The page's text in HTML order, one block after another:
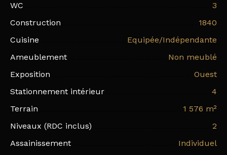
WC
3
Construction
1840
Cuisine
Equipée/Indépendante
Ameublement
Non meublé
Exposition
Ouest
Stationnement intérieur
4
Terrain
1 576 m²
Niveaux (RDC inclus)
2
Assainissement
Individuel